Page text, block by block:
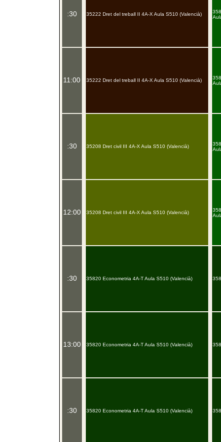
:30
11:00
:30
12:00
:30
13:00
:30
35222 Dret del treball II 4A-X Aula S510 (Valencià)
35222 Dret del treball II 4A-X Aula S510 (Valencià)
35208 Dret civil III 4A-X Aula S510 (Valencià)
35208 Dret civil III 4A-X Aula S510 (Valencià)
35820 Econometria 4A-T Aula S510 (Valencià)
35820 Econometria 4A-T Aula S510 (Valencià)
35820 Econometria 4A-T Aula S510 (Valencià)